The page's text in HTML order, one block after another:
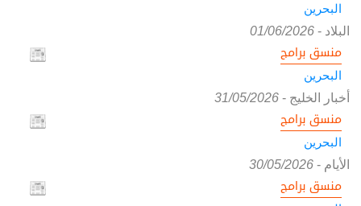
البحرين
البلاد -
01/06/2026
منسق برامج
البحرين
أخبار الخليج -
31/05/2026
منسق برامج
البحرين
الأيام -
30/05/2026
منسق برامج